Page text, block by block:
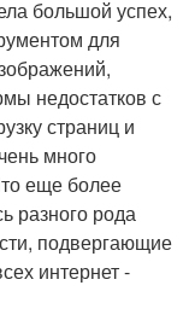
большой успех,
для
недостатков с
страниц и
много
еще более
разного рода
подвергающие
интернет -